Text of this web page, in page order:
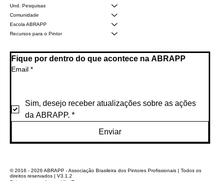
Und. Pesquisas
Comunidade
Escola ABRAPP
Recursos para o Pintor
Fique por dentro do que acontece na ABRAPP
Email *
Sim, desejo receber atualizações sobre as ações
da ABRAPP. *
Enviar
© 2016 - 2026 ABRAPP - Associação Brasileira dos Pintores Profissionais | Todos os
direitos reservados | V3.1.2